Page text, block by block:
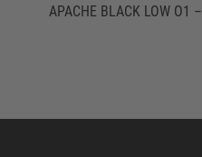
APACHE BLACK LOW O1